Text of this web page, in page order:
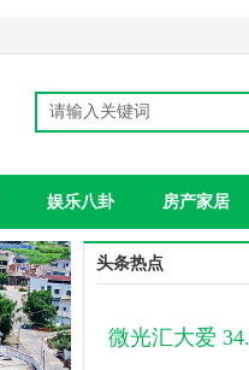
娱乐八卦 房产家居
头条热点
微光汇大爱